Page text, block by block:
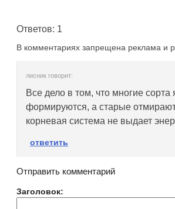
Ответов: 1
В комментариях запрещена реклама и
лисник говорит:
Все дело в том, что многие сорта
формируются, а старые
корневая система не выдает
ответить
Отправить комментарий
Заголовок: